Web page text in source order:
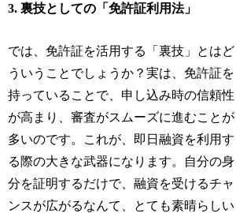
3. 裏技としての「免許証利用法」
では、免許証を活用する「裏技」とはど
ういうことでしょうか？実は、免許証を
持っていることで、申し込み時の信頼性
が高まり、審査がスムーズに進むことが
多いのです。これが、即日融資を利用す
る際の大きな武器になります。自分の身
分を証明するだけで、融資を受けるチャ
ンスが広がるなんて、とても素晴らしい